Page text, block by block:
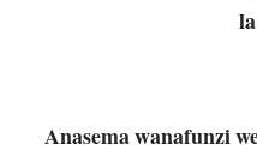
Anasema wanafunzi